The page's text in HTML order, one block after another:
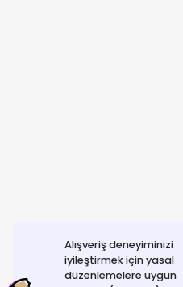
Alışveriş deneyiminizi
iyileştirmek için yasal
düzenlemelere uygun